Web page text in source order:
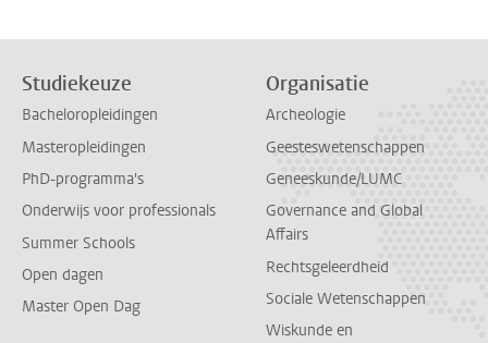
Studiekeuze
Bacheloropleidingen
Masteropleidingen
PhD-programma's
Onderwijs voor professionals
Summer Schools
Open dagen
Master Open Dag
Organisatie
Archeologie
Geesteswetenschappen
Geneeskunde/LUMC
Governance and Global
Affairs
Rechtsgeleerdheid
Sociale Wetenschappen
Wiskunde en